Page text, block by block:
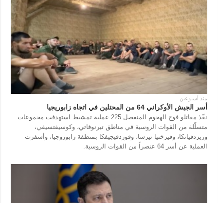
منذ أسبوعين
أسر الجيش الأوكراني 64 من المحتلين في اتجاه زابوريجيا
نفّذ مقاتلو فوج الهجوم المنفصل 225 عملية تمشيط استهدفت مجموعات
متسلّلة من القوات الروسية في مناطق تيرنوفاتي، وكوسيفتسيفي،
وريزدفيانكا، وفيرخنيا تيرسا، وفوزدفيجيفكا بمنطقة زابوروجيا، وأسفرت
العملية عن أسر 64 عنصراً من القوات الروسية.